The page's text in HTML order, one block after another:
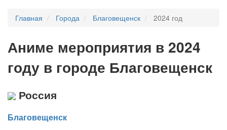
Главная Города Благовещенск 2024 год
Аниме мероприятия в 2024
году в городе Благовещенск
Россия
Благовещенск